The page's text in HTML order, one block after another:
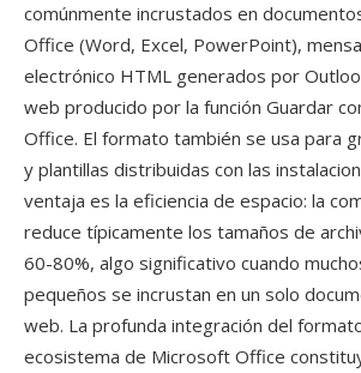
comúnmente incrustados en
Office (Word, Excel, PowerPoint),
electrónico HTML generados por
web producido por la función Guardar
Office. El formato también se usa para
y plantillas distribuidas con las
ventaja es la eficiencia de espacio: la
reduce típicamente los tamaños de
60-80%, algo significativo cuando
pequeños se incrustan en un solo
web. La profunda integración del
ecosistema de Microsoft Office